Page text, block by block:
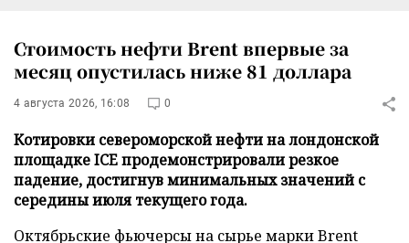
Стоимость нефти Brent впервые за
месяц опустилась ниже 81 доллара
4 августа 2026, 16:08 0
Котировки североморской нефти на лондонской
площадке ICE продемонстрировали резкое
падение, достигнув минимальных значений с
середины июля текущего года.
Октябрьские фьючерсы на сырье марки Brent